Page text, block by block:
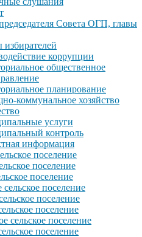
Совета ОГП, главы
избирателей
коррупции
общественное
планирование
коммунальное хозяйство
услуги
контроль
информация
поселение
поселение
поселение
сельское поселение
поселение
поселение
сельское поселение
поселение